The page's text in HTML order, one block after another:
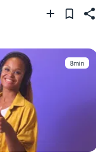
8min